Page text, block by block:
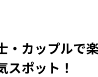
・カップルで
スポット！